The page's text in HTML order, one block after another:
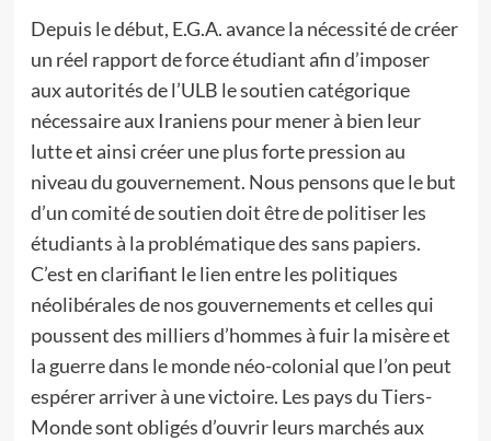
Depuis le début, E.G.A. avance la nécessité de créer
un réel rapport de force étudiant afin d’imposer
aux autorités de l’ULB le soutien catégorique
nécessaire aux Iraniens pour mener à bien leur
lutte et ainsi créer une plus forte pression au
niveau du gouvernement. Nous pensons que le but
d’un comité de soutien doit être de politiser les
étudiants à la problématique des sans papiers.
C’est en clarifiant le lien entre les politiques
néolibérales de nos gouvernements et celles qui
poussent des milliers d’hommes à fuir la misère et
la guerre dans le monde néo-colonial que l’on peut
espérer arriver à une victoire. Les pays du Tiers-
Monde sont obligés d’ouvrir leurs marchés aux